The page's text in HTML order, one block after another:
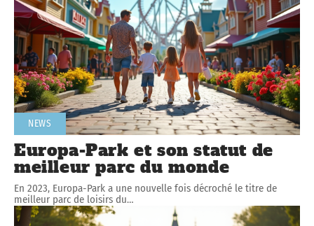
NEWS
Europa-Park et son statut de
meilleur parc du monde
En 2023, Europa-Park a une nouvelle fois décroché le titre de
meilleur parc de loisirs du…